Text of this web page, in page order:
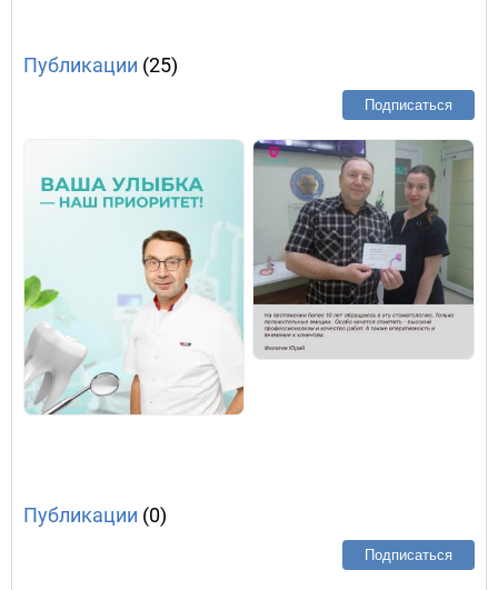
Публикации (25)
Подписаться
Публикации (0)
Подписаться